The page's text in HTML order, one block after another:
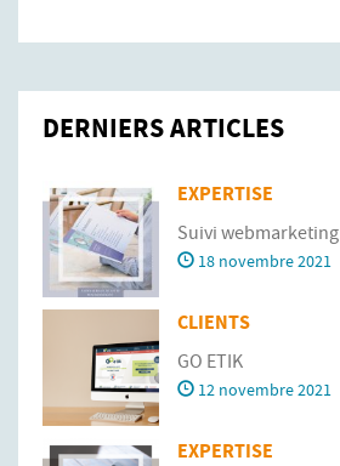
DERNIERS ARTICLES
EXPERTISE
Suivi webmarketing
18 novembre 2021
CLIENTS
GO ETIK
12 novembre 2021
EXPERTISE